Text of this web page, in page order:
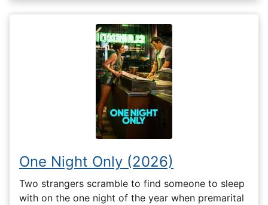
One Night Only (2026)
Two strangers scramble to find someone to sleep
with on the one night of the year when premarital